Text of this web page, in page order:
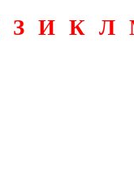
З И К Л